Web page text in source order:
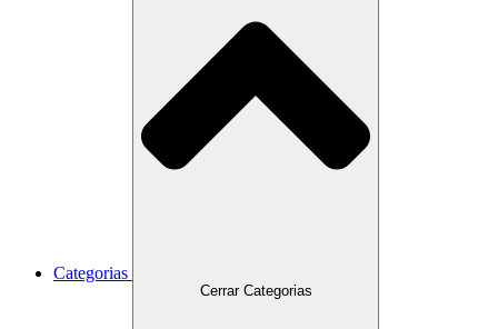
Categorias
Cerrar Categorias